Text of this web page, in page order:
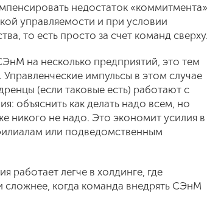
недостаток «коммитмента»
управляемости и при условии
то есть просто за счет команд сверху.
на несколько предприятий, это тем
импульсы в этом случае
(если таковые есть) работают с
объяснить как делать надо всем, но
никого не надо. Это экономит усилия в
или подведомственным
работает легче в холдинге, где
когда команда внедрять СЭнМ